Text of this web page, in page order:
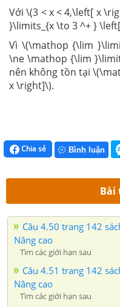
Với \(3 < x < 4,\left[ x
}\limits_{x \to 3 ^+ }
Vì \(\mathop {\lim
\ne \mathop {\lim
nên không tồn tại
x \right]\).
Chia sẻ Bình luận
Bài
Câu 4.50 trang 142
Nâng cao
Tìm các giới hạn sau
Câu 4.51 trang 142
Nâng cao
Tìm các giới hạn sau